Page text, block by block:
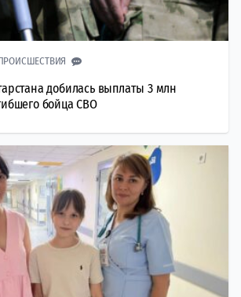
добилась выплаты 3 млн
бойца СВО